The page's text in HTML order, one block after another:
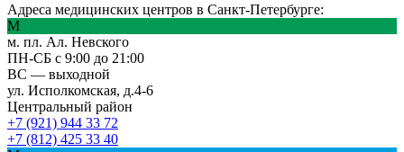
Адреса медицинских центров в Санкт-Петербурге:
М
м. пл. Ал. Невского
ПН-СБ с 9:00 до 21:00
ВС — выходной
ул. Исполкомская, д.4-6
Центральный район
+7 (921) 944 33 72
+7 (812) 425 33 40